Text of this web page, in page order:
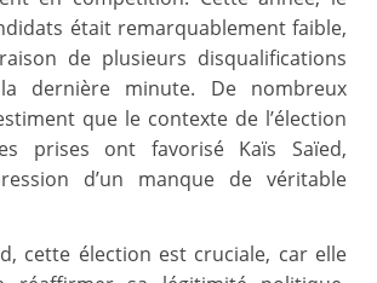
était remarquablement faible,
de plusieurs disqualifications
dernière minute. De nombreux
que le contexte de l’élection
prises ont favorisé Kaïs Saïed,
d’un manque de véritable
cette élection est cruciale, car elle